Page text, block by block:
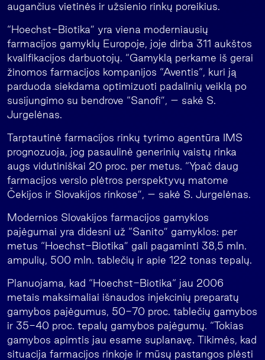
augančius vietinės ir užsienio rinkų poreikius.
“Hoechst-Biotika” yra viena moderniausių
farmacijos gamyklų Europoje, joje dirba 311 aukštos
kvalifikacijos darbuotojų. “Gamyklą perkame iš gerai
žinomos farmacijos kompanijos “Aventis“, kuri ją
parduoda siekdama optimizuoti padalinių veiklą po
susijungimo su bendrove “Sanofi”, – sakė S.
Jurgelėnas.
Tarptautinė farmacijos rinkų tyrimo agentūra IMS
prognozuoja, jog pasaulinė generinių vaistų rinka
augs vidutiniškai 20 proc. per metus. “Ypač daug
farmacijos verslo plėtros perspektyvų matome
Čekijos ir Slovakijos rinkose”, – sakė S. Jurgelėnas.
Modernios Slovakijos farmacijos gamyklos
pajėgumai yra didesni už “Sanito” gamyklos: per
metus “Hoechst-Biotika” gali pagaminti 38,5 mln.
ampulių, 500 mln. tablečių ir apie 122 tonas tepalų.
Planuojama, kad “Hoechst-Biotika“ jau 2006
metais maksimaliai išnaudos injekcinių preparatų
gamybos pajėgumus, 50-70 proc. tablečių gamybos
ir 35-40 proc. tepalų gamybos pajėgumų. “Tokias
gamybos apimtis jau esame suplanavę. Tikimės, kad
situacija farmacijos rinkoje ir mūsų pastangos plėsti